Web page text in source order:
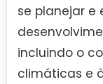
se planejar e
incluindo o
climáticas e